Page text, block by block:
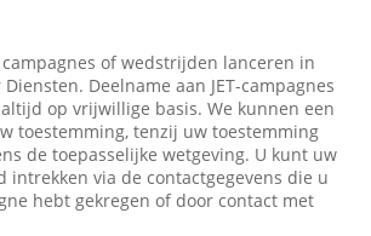
campagnes of wedstrijden lanceren in
Deelname aan JET-campagnes
op vrijwillige basis. We kunnen een
toestemming, tenzij uw toestemming
de toepasselijke wetgeving. U kunt uw
intrekken via de contactgegevens die u
hebt gekregen of door contact met